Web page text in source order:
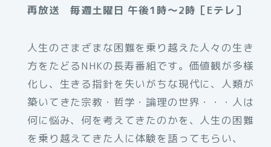
再放送 毎週土曜日 午後1時〜2時［Eテレ］
人生のさまざまな困難を乗り越えた人々の生き
方をたどるNHKの長寿番組です。価値観が多様
化し、生きる指針を失いがちな現代に、人類が
築いてきた宗教・哲学・論理の世界・・・人は
何に悩み、何を考えてきたのかを、人生の困難
を乗り越えてきた人に体験を語ってもらい、